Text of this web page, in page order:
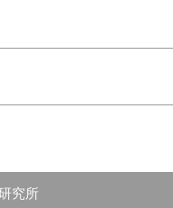
究所